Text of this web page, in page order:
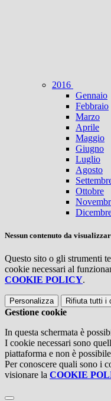
2016
Gennaio
Febbraio
Marzo
Aprile
Maggio
Giugno
Luglio
Agosto
Ottobre
Nessun contenuto da
Questo sito o gli strumenti
cookie necessari al
COOKIE POLICY.
Personalizza Rifiuta tutti i
Gestione cookie
In questa schermata è
I cookie necessari sono
piattaforma e non è
Per conoscere quali sono i
visionare la COOKIE